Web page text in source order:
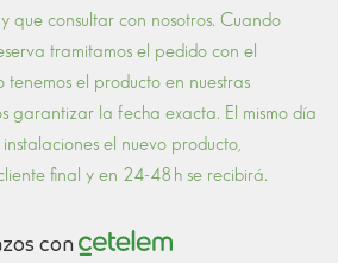
que consultar con nosotros. Cuando
tramitamos el pedido con el
el producto en nuestras
garantizar la fecha exacta. El mismo día
el nuevo producto,
final y en 24-48 h se recibirá.
con